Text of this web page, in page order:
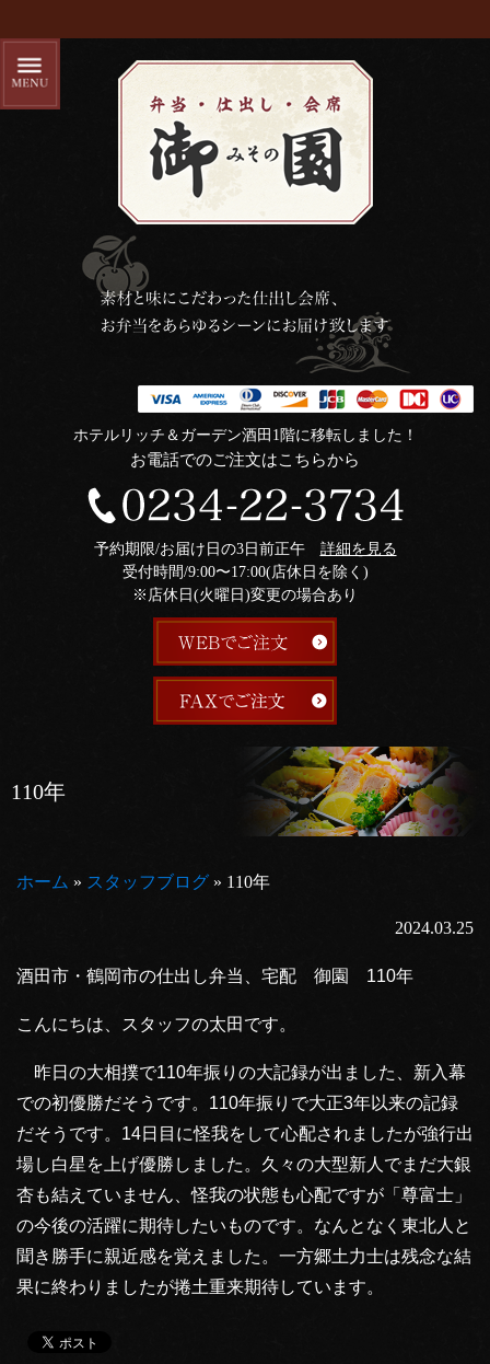
ホテルリッチ＆ガーデン酒田1階に移転しました！
お電話でのご注文はこちらから
予約期限/お届け日の3日前正午 詳細を見る
受付時間/9:00〜17:00(店休日を除く)
※店休日(火曜日)変更の場合あり
110年
ホーム » スタッフブログ » 110年
2024.03.25
酒田市・鶴岡市の仕出し弁当、宅配 御園 110年
こんにちは、スタッフの太田です。
昨日の大相撲で110年振りの大記録が出ました、新入幕
での初優勝だそうです。110年振りで大正3年以来の記録
だそうです。14日目に怪我をして心配されましたが強行出
場し白星を上げ優勝しました。久々の大型新人でまだ大銀
杏も結えていません、怪我の状態も心配ですが「尊富士」
の今後の活躍に期待したいものです。なんとなく東北人と
聞き勝手に親近感を覚えました。一方郷土力士は残念な結
果に終わりましたが捲土重来期待しています。